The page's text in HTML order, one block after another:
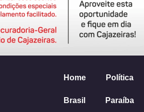
Home Política
Brasil Paraíba